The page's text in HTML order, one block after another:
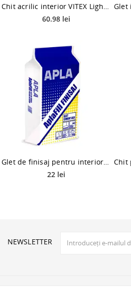
60.98 lei
22 lei
NEWSLETTER